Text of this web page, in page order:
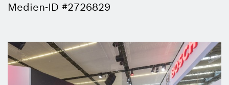
Medien-ID #2726829